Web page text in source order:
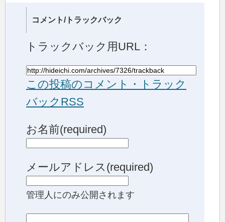
コメント/トラックバック
トラックバック用URL：
この投稿のコメント・トラック
バックRSS
お名前(required)
メールアドレス(required)
管理人にのみ公開されます